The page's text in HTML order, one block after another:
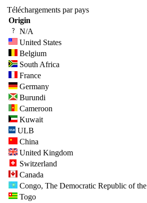
Téléchargements par pays
Origin
N/A
United States
Belgium
South Africa
France
Germany
Burundi
Cameroon
Kuwait
ULB
China
United Kingdom
Switzerland
Canada
Congo, The Democratic Republic of the
Togo